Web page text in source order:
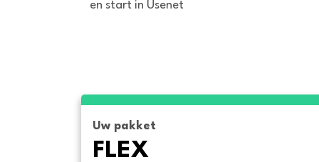
en start in Usenet
Uw pakket
FLEX